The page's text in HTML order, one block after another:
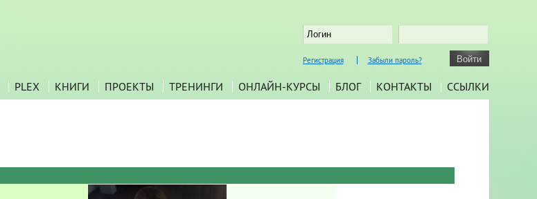
Регистрация Забыли пароль?
PLEX КНИГИ ПРОЕКТЫ ТРЕНИНГИ ОНЛАЙН-КУРСЫ БЛОГ КОНТАКТЫ ССЫЛКИ